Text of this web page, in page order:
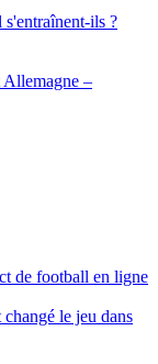
ils ?
Allemagne –
de football en ligne
le jeu dans